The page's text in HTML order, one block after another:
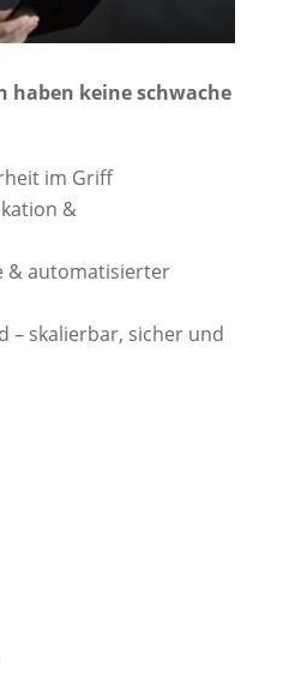
haben keine schwache
im Griff
&
& automatisierter
– skalierbar, sicher und